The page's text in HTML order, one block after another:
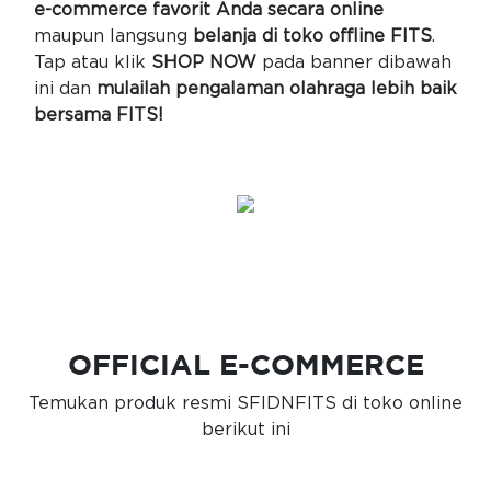
e-commerce favorit Anda secara online
maupun langsung belanja di toko offline FITS.
Tap atau klik SHOP NOW pada banner dibawah
ini dan mulailah pengalaman olahraga lebih baik
bersama FITS!
OFFICIAL E-COMMERCE
Temukan produk resmi SFIDNFITS di toko online
berikut ini